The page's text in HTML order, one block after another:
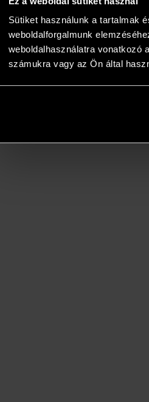
Sütiket használunk a tartalmak
weboldalforgalmunk
weboldalhasználatra vonatkozó
számukra vagy az Ön által